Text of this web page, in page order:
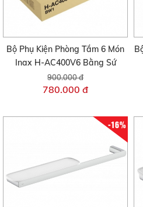
Bộ Phụ Kiện Phòng Tắm 6 Món
Inax H-AC400V6 Bằng Sứ
900.000 đ
780.000 đ
-16%